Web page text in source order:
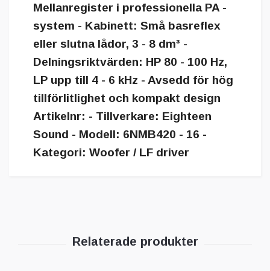
Mellanregister i professionella PA -
system - Kabinett: Små basreflex
eller slutna lådor, 3 - 8 dm³ -
Delningsriktvärden: HP 80 - 100 Hz,
LP upp till 4 - 6 kHz - Avsedd för hög
tillförlitlighet och kompakt design
Artikelnr: - Tillverkare: Eighteen
Sound - Modell: 6NMB420 - 16 -
Kategori: Woofer / LF driver